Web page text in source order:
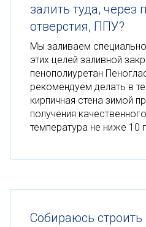
залить туда, через
отверстия, ППУ?
Мы заливаем
этих целей заливной
пенополиуретан
рекомендуем делать в
кирпичная стена зимой
получения
температура не ниже 10
Собираюсь